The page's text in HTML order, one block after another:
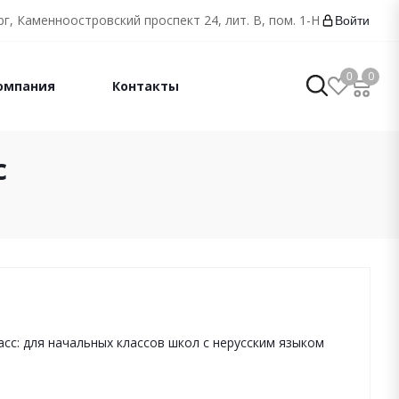
Каменноостровский проспект 24, лит. В, пом. 1-Н Войти
Контакты
0 0
для начальных классов школ с нерусским языком